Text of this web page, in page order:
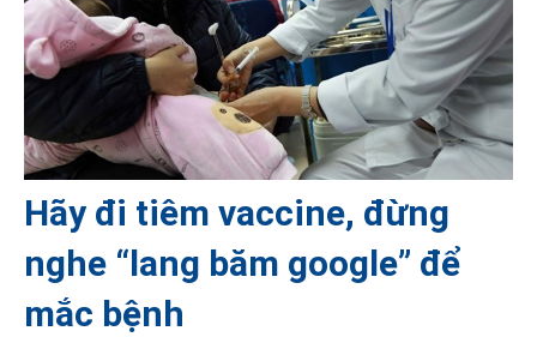
Hãy đi tiêm vaccine, đừng
nghe “lang băm google” để
mắc bệnh